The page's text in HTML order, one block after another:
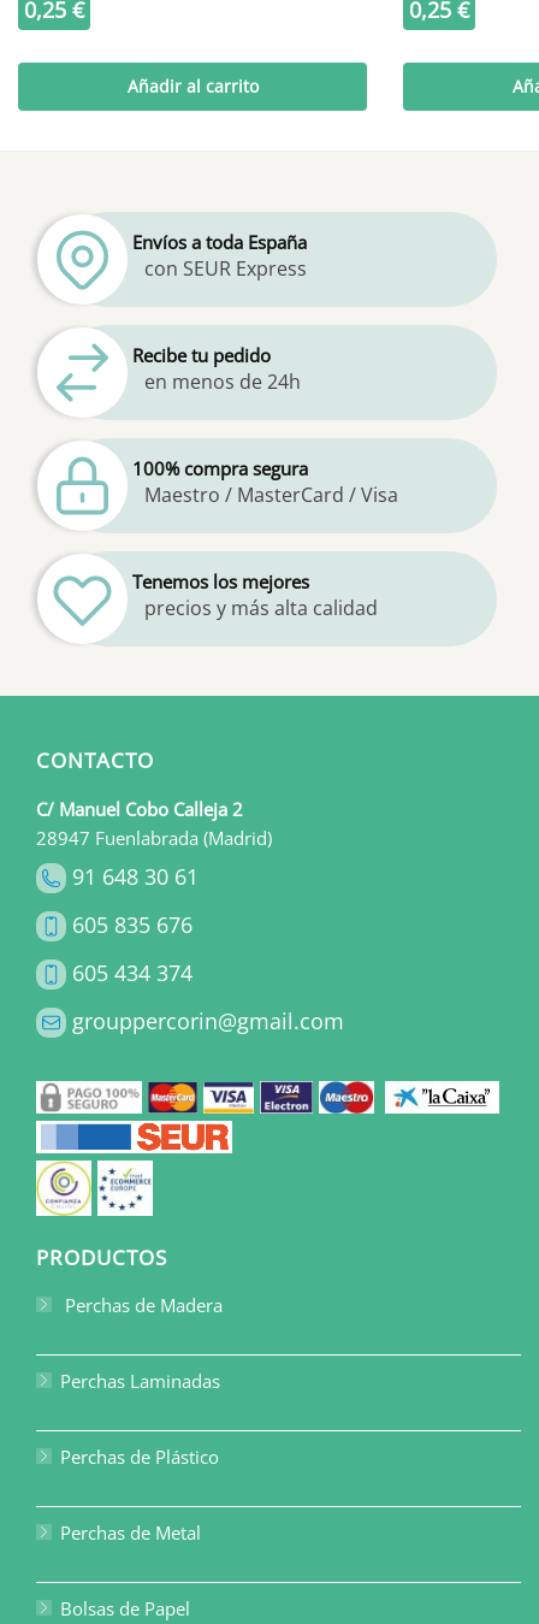
0,25 €
Añadir al carrito
0,25 €
Envíos a toda España
con SEUR Express
Recibe tu pedido
en menos de 24h
100% compra segura
Maestro / MasterCard / Visa
Tenemos los mejores
precios y más alta calidad
CONTACTO
C/ Manuel Cobo Calleja 2
28947 Fuenlabrada (Madrid)
91 648 30 61
605 835 676
605 434 374
grouppercorin@gmail.com
PRODUCTOS
Perchas de Madera
Perchas Laminadas
Perchas de Plástico
Perchas de Metal
Bolsas de Papel